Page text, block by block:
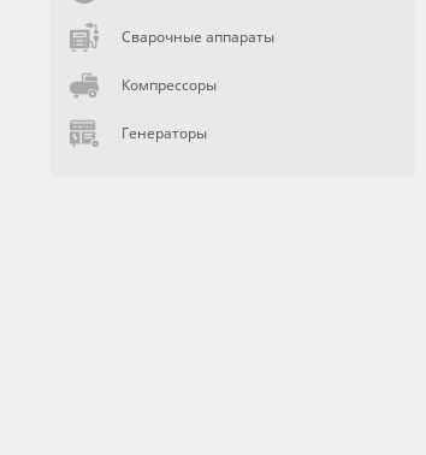
Сварочные аппараты
Компрессоры
Генераторы